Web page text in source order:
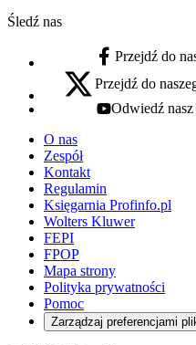
Śledź nas
facebook - otwiera się
Przejdź do
x - otwiera się w nowej karcie
Przejdź do
youtube - otwiera się
Odwiedź nasz
O nas
Zespół
Kontakt
Regulamin
Księgarnia Profinfo.pl
Wolters Kluwer
FEPI
FPOP
Mapa strony
Polityka prywatności
Pomoc
Zarządzaj preferencjami